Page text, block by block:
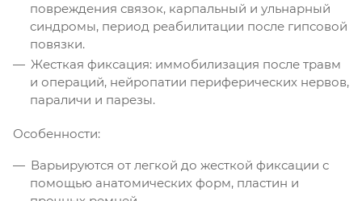
повреждения связок, карпальный и ульнарный
синдромы, период реабилитации после гипсовой
повязки.
Жесткая фиксация: иммобилизация после травм
и операций, нейропатии периферических нервов,
параличи и парезы.
Особенности:
Варьируются от легкой до жесткой фиксации с
помощью анатомических форм, пластин и